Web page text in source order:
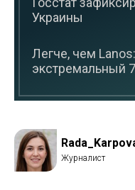
Украины
Легче, чем
экстремальный